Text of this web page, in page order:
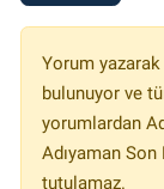
Yorum yazarak
bulunuyor ve
yorumlardan
Adıyaman
tutulamaz.